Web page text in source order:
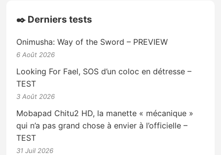
✒️ Derniers tests
Onimusha: Way of the Sword – PREVIEW
6 Août 2026
Looking For Fael, SOS d’un coloc en détresse –
TEST
3 Août 2026
Mobapad Chitu2 HD, la manette « mécanique »
qui n’a pas grand chose à envier à l’officielle –
TEST
31 Juil 2026